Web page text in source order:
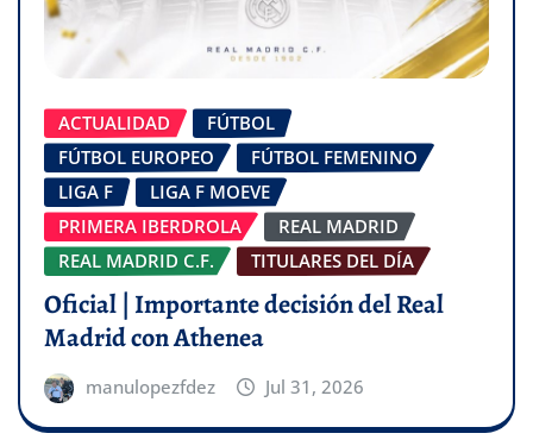
ACTUALIDAD
FÚTBOL
FÚTBOL EUROPEO
FÚTBOL FEMENINO
LIGA F
LIGA F MOEVE
PRIMERA IBERDROLA
REAL MADRID
REAL MADRID C.F.
TITULARES DEL DÍA
Oficial | Importante decisión del Real
Madrid con Athenea
manulopezfdez Jul 31, 2026